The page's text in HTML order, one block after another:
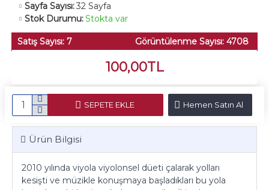
Sayfa Sayısı:32 Sayfa
Stok Durumu:Stokta var
Satış Sayısı: 7 Görüntülenme Sayısı: 4708
100,00TL
SEPETE EKLE Hemen Satın Al
Ürün Bilgisi
2010 yılında viyola viyolonsel düeti çalarak yolları
kesişti ve müzikle konuşmaya başladıkları bu yola